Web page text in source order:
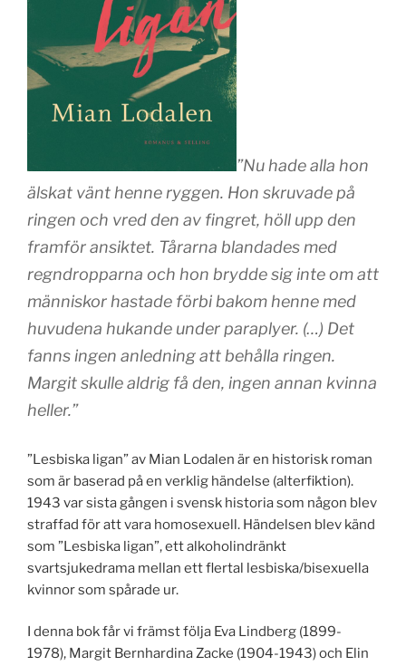
”Nu hade alla hon
älskat vänt henne ryggen. Hon skruvade på
ringen och vred den av fingret, höll upp den
framför ansiktet. Tårarna blandades med
regndropparna och hon brydde sig inte om att
människor hastade förbi bakom henne med
huvudena hukande under paraplyer. (…) Det
fanns ingen anledning att behålla ringen.
Margit skulle aldrig få den, ingen annan kvinna
heller.”
”Lesbiska ligan” av Mian Lodalen är en historisk roman
som är baserad på en verklig händelse (alterfiktion).
1943 var sista gången i svensk historia som någon blev
straffad för att vara homosexuell. Händelsen blev känd
som ”Lesbiska ligan”, ett alkoholindränkt
svartsjukedrama mellan ett flertal lesbiska/bisexuella
kvinnor som spårade ur.
I denna bok får vi främst följa Eva Lindberg (1899-
1978), Margit Bernhardina Zacke (1904-1943) och Elin